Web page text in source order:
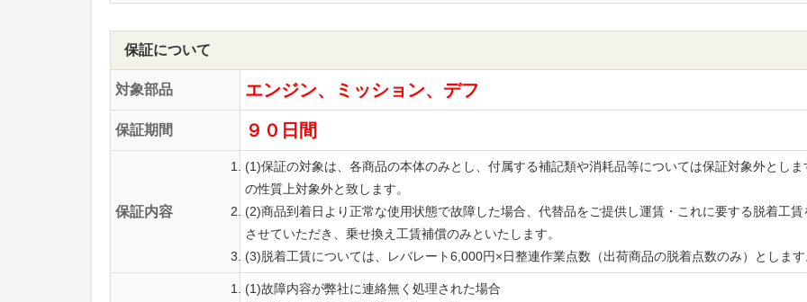
保証について
対象部品 エンジン、ミッション、デフ
保証期間 ９０日間
保証内容
(1)保証の対象は、各商品の本体のみとし、付属する補記類や消耗品等については保証対象外とし
の性質上対象外と致します。
(2)商品到着日より正常な使用状態で故障した場合、代替品をご提供し運賃・これに要する脱着工
させていただき、乗せ換え工賃補償のみといたします。
(3)脱着工賃については、レバレート6,000円×日整連作業点数（出荷商品の脱着点数のみ）としま
(1)故障内容が弊社に連絡無く処理された場合